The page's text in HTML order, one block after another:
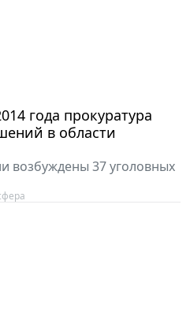
в области
37 уголовных